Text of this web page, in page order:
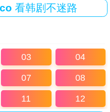
看韩剧不迷路
03 04
07 08
11 12